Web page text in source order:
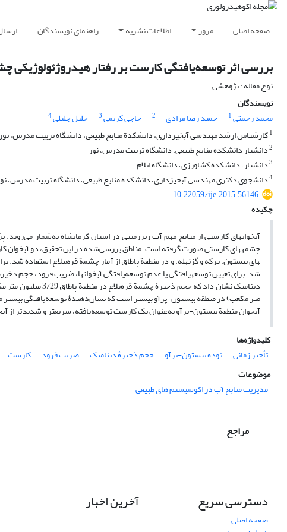
صفحه اصلی مرور اطلاعات نشریه راهنمای نویسندگان
بررسی اثر توسعه‌یافتگی کارست بر رفتار هیدروژئولوژیکی
نوع مقاله : پژوهشی
نویسندگان
محمد رحمتی1 حمید رضا مرادی 2 حاجی کریمی3 خلیل جلیلی4
1کارشناس ارشد مهندسی آبخیزداری، دانشکدة منابع طبیعی، دانشگاه تربیت مدرس،
2دانشیار دانشکدة منابع طبیعی، دانشگاه تربیت مدرس، نور
3دانشیار، دانشکدة کشاورزی، دانشگاه ایلام
4دانشجوی دکتری مهندسی آبخیزداری، دانشکدة منابع طبیعی، دانشگاه تربیت مدرس،
10.22059/ije.2015.56146
چکیده
آبخوان­های کارستی از منابع مهم آب زیرزمینی در استان کرمانشاه به‌شمار
های بیستون، برکه و گزنهله، و در منطقة پاطاق از آمار چشمة قره­بلاغ استفاده
شد. برای تعیین توسعه­یافتگی یا عدم توسعه‌یافتگی آبخوان­ها، ضریب فرود، حجم
متر مکعب) در منطقة بیستون-پرآو بیشتر است که نشان‌دهندۀ توسعه‌یافتگی
آبخوان منطقة بیستون-پرآو به‌عنوان یک کارست توسعه‌یافته، سریع­تر و شدیدتر از
کلیدواژه‌ها
تأخیر زمانی
تودة بیستون-پرآو حجم ذخیرۀ دینامیک ضریب فرود
کارست
موضوعات
مدیریت منابع آب در اکوسیستم های طبیعی
مراجع
دسترسی سریع
صفحه اصلی
آخرین اخبار